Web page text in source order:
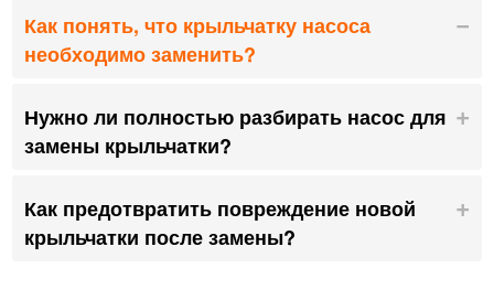
Как понять, что крыльчатку насоса
необходимо заменить?
Нужно ли полностью разбирать насос для
замены крыльчатки?
Как предотвратить повреждение новой
крыльчатки после замены?